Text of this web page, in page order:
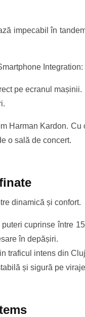
impecabil în
Integration:
pe ecranul mașinii.
Harman Kardon.
o sală de concert.
dinamică și confort.
cuprinse între
în depășiri.
traficul intens din
și sigură pe